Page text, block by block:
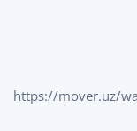
https://mover.uz/